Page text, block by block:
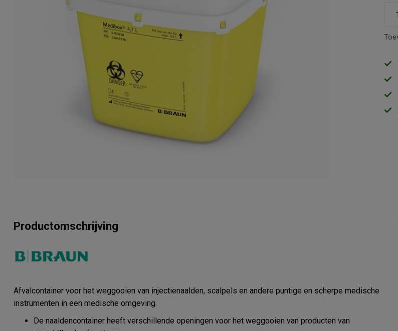
Productomschrijving
Afvalcontainer voor het weggooien van injectienaalden, scalpels en andere puntige en scherpe medische
instrumenten in een medische omgeving.
De naaldencontainer heeft verschillende openingen voor het weggooien van producten van